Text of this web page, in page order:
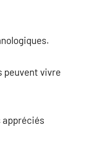
peuvent vivre
appréciés